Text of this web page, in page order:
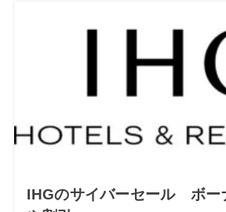
IHGのサイバーセール ボー